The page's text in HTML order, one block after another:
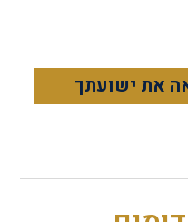
את ישועתך